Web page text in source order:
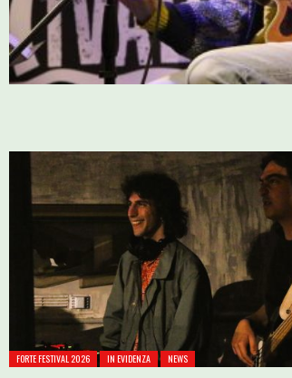
FORTE FESTIVAL 2026 IN EVIDENZA NEWS